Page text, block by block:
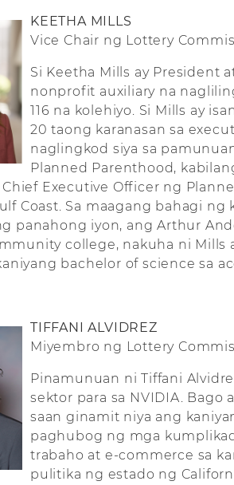
KEETHA MILLS
Vice Chair ng Lottery
Si Keetha Mills ay President
nonprofit auxiliary na
116 na kolehiyo. Si Mills ay
20 taong karanasan sa
naglingkod siya sa
Planned Parenthood,
Chief Executive Officer ng
Coast. Sa maagang bahagi
panahong iyon, ang Arthur
college, nakuha ni Mills
bachelor of science sa
TIFFANI ALVIDREZ
Miyembro ng Lottery
Pinamunuan ni Tiffani
sektor para sa NVIDIA.
saan ginamit niya ang
paghubog ng mga
trabaho at e-commerce sa
pulitika ng estado ng